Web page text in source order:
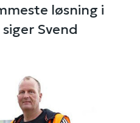
løsning i
Svend